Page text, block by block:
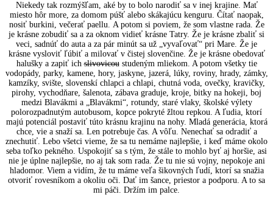
Niekedy tak rozmýšľam, aké by to bolo narodiť sa v inej krajine. Mať
miesto hôr more, za domom púšť alebo skákajúcu kenguru. Čítať naopak,
nosiť burkini, večerať paellu. A potom si poviem, že som vlastne rada. Že
je krásne zobudiť sa a za oknom vidieť krásne Tatry. Že je krásne zbaliť si
veci, sadnúť do auta a za pár minút sa už „vyvaľovať“ pri Mare. Že je
krásne vysloviť ľúbiť a milovať v čistej slovenčine. Že je krásne obedovať
halušky a zapiť ichslivovicoustudeným mliekom. A potom všetky tie
vodopády, parky, kamene, hory, jaskyne, jazerá, lúky, roviny, hrady, zámky,
kamzíky, svište, slovenskí chlapci a chlapi, chutná voda, ovečky, kravičky,
pirohy, vychodňare, šalenota, zábava graduje, kroje, bitky na hokeji, boj
medzi Blavákmi a „Blavákmi“, rotundy, staré vlaky, školské výlety
polorozpadnutým autobusom, kopce pokryté žltou repkou. A ľudia, ktorí
majú potenciál postaviť túto krásnu krajinu na nohy. Mladá generácia, ktorá
chce, vie a snaží sa. Len potrebuje čas. A vôľu. Nenechať sa odradiť a
znechutiť. Lebo všetci vieme, že sa tu nemáme najlepšie, i keď máme okolo
seba toľko pekného. Uspokojiť sa s tým, že stále to mohlo byť aj horšie, asi
nie je úplne najlepšie, no aj tak som rada. Že tu nie sú vojny, nepokoje ani
hladomor. Viem a vidím, že tu máme veľa šikovných ľudí, ktorí sa snažia
otvoriť rovesníkom a okoliu oči. Dať im šance, priestor a podporu. A to sa
mi páči. Držím im palce.